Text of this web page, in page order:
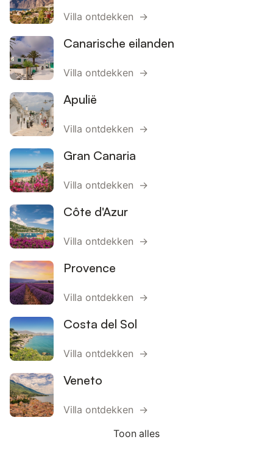
Villa ontdekken →
Canarische eilanden
Villa ontdekken →
Apulië
Villa ontdekken →
Gran Canaria
Villa ontdekken →
Côte d'Azur
Villa ontdekken →
Provence
Villa ontdekken →
Costa del Sol
Villa ontdekken →
Veneto
Villa ontdekken →
Toon alles